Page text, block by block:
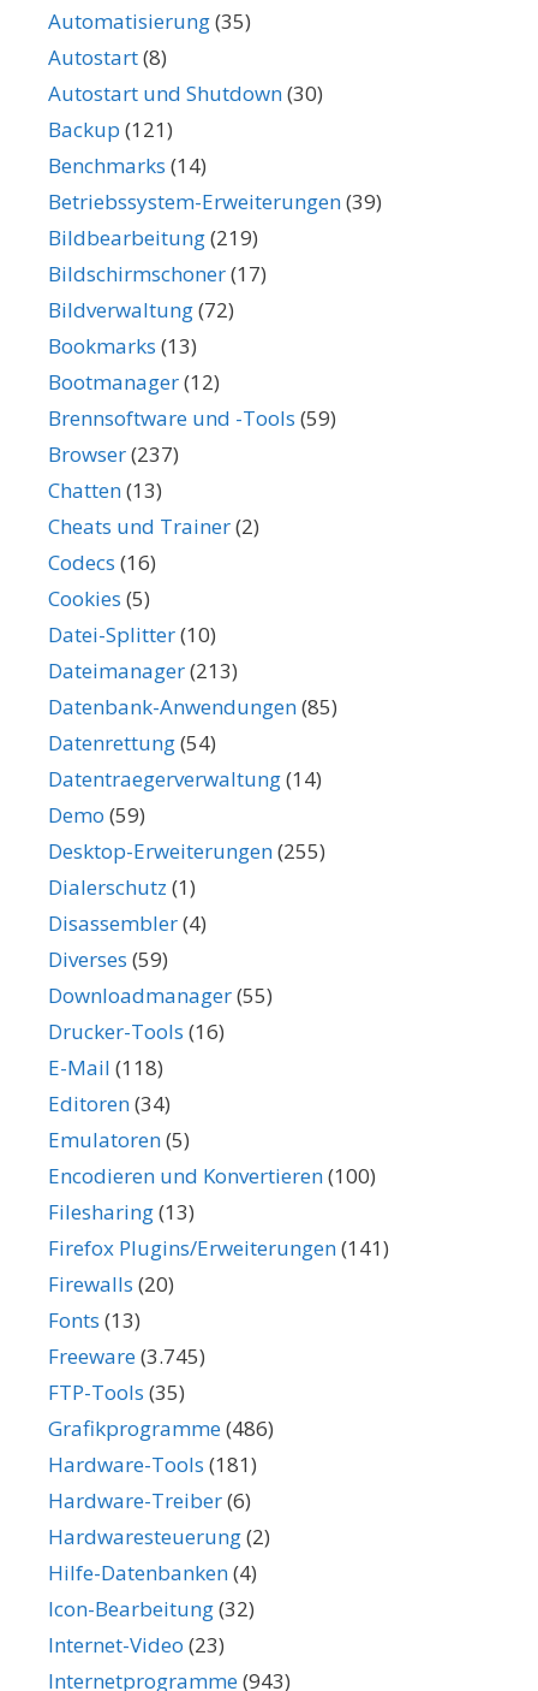
Automatisierung(35)
Autostart(8)
Autostart und Shutdown(30)
Backup (121)
Benchmarks (14)
Betriebssystem-Erweiterungen(39)
Bildbearbeitung(219)
Bildschirmschoner(17)
Bildverwaltung(72)
Bookmarks (13)
Bootmanager(12)
Brennsoftware und -Tools (59)
Browser(237)
Chatten(13)
Cheats und Trainer(2)
Codecs (16)
Cookies (5)
Datei-Splitter(10)
Dateimanager(213)
Datenbank-Anwendungen(85)
Datenrettung(54)
Datentraegerverwaltung(14)
Demo (59)
Desktop-Erweiterungen(255)
Dialerschutz (1)
Disassembler(4)
Diverses (59)
Downloadmanager(55)
Drucker-Tools (16)
E-Mail (118)
Editoren(34)
Emulatoren(5)
Encodieren und Konvertieren(100)
Filesharing(13)
Firefox Plugins/Erweiterungen(141)
Firewalls (20)
Fonts (13)
Freeware(3.745)
FTP-Tools (35)
Grafikprogramme(486)
Hardware-Tools (181)
Hardware-Treiber(6)
Hardwaresteuerung(2)
Hilfe-Datenbanken(4)
Icon-Bearbeitung(32)
Internet-Video (23)
Internetprogramme(943)